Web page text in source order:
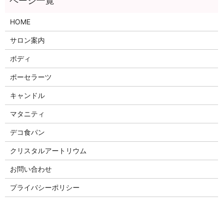
HOME
サロン案内
ボディ
ポーセラーツ
キャンドル
マタニティ
デコ食パン
クリスタルアートリウム
お問い合わせ
プライバシーポリシー